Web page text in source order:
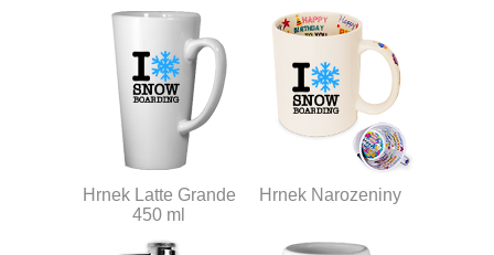
Hrnek Latte Grande
450 ml
Hrnek Narozeniny